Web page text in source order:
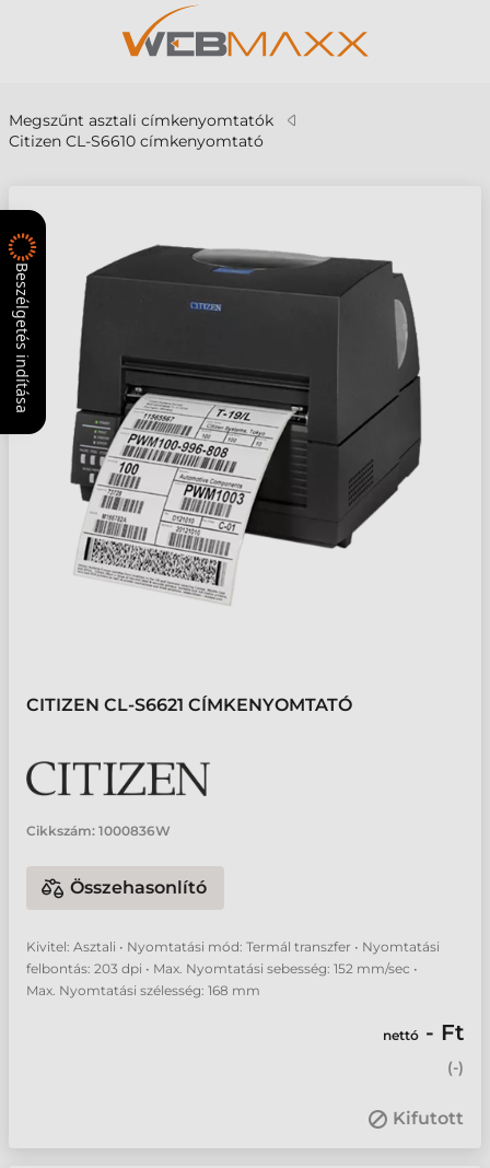
Megszűnt asztali címkenyomtatók
Citizen CL-S6610 címkenyomtató
CITIZEN CL-S6621 CÍMKENYOMTATÓ
Cikkszám: 1000836W
Összehasonlító
Kivitel: Asztali • Nyomtatási mód: Termál transzfer • Nyomtatási
felbontás: 203 dpi • Max. Nyomtatási sebesség: 152 mm/sec •
Max. Nyomtatási szélesség: 168 mm
nettó - Ft
(-)
Kifutott
Beszélgetés indítása